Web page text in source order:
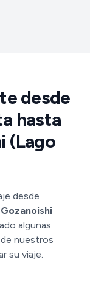
desde
hasta
(Lago
desde
algunas
nuestros
su viaje.